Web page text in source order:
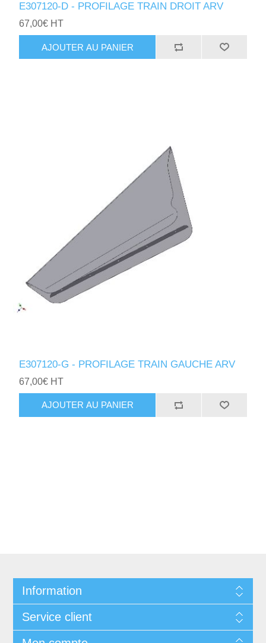
E307120-D - PROFILAGE TRAIN DROIT ARV
67,00€ HT
AJOUTER AU PANIER
E307120-G - PROFILAGE TRAIN GAUCHE ARV
67,00€ HT
AJOUTER AU PANIER
Information
Service client